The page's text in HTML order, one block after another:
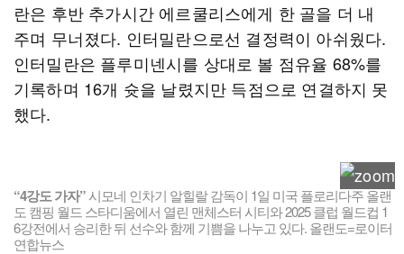
란은 후반 추가시간 에르쿨리스에게 한 골을 더 내
주며 무너졌다. 인터밀란으로선 결정력이 아쉬웠다.
인터밀란은 플루미넨시를 상대로 볼 점유율 68%를
기록하며 16개 슛을 날렸지만 득점으로 연결하지 못
했다.
“4강도 가자”시모네 인차기 알힐랄 감독이 1일 미국 플로리다주 올랜
도 캠핑 월드 스타디움에서 열린 맨체스터 시티와 2025 클럽 월드컵 1
6강전에서 승리한 뒤 선수와 함께 기쁨을 나누고 있다. 올랜도=로이터
연합뉴스